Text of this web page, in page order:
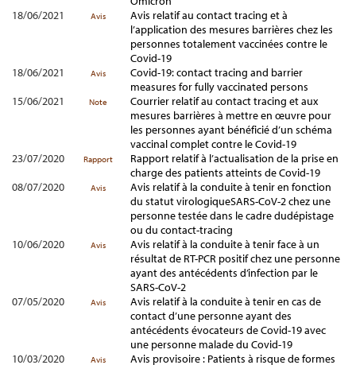
18/06/2021
Avis
Avis relatif au contact tracing et à
l’application des mesures barrières chez les
personnes totalement vaccinées contre le
Covid-19
18/06/2021
Avis
Covid-19: contact tracing and barrier
measures for fully vaccinated persons
15/06/2021
Note
Courrier relatif au contact tracing et aux
mesures barrières à mettre en œuvre pour
les personnes ayant bénéficié d’un schéma
vaccinal complet contre le Covid-19
23/07/2020
Rapport
Rapport relatif à l’actualisation de la prise en
charge des patients atteints de Covid-19
08/07/2020
Avis
Avis relatif à la conduite à tenir en fonction
du statut virologiqueSARS-CoV-2 chez une
personne testée dans le cadre dudépistage
ou du contact-tracing
10/06/2020
Avis
Avis relatif à la conduite à tenir face à un
résultat de RT-PCR positif chez une personne
ayant des antécédents d’infection par le
SARS-CoV-2
07/05/2020
Avis
Avis relatif à la conduite à tenir en cas de
contact d’une personne ayant des
antécédents évocateurs de Covid-19 avec
une personne malade du Covid-19
10/03/2020
Avis
Avis provisoire : Patients à risque de formes